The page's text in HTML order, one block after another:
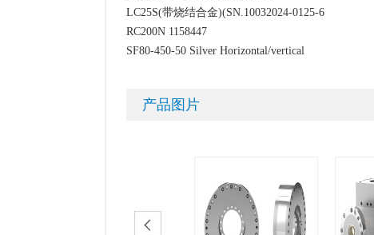
LC25S(带烧结合金)(SN.10032024-0125-6
RC200N 1158447
SF80-450-50 Silver Horizontal/vertical
产品图片